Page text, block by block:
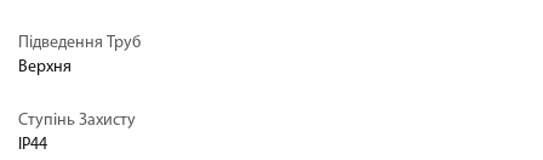
Підведення Труб
Верхня
Ступінь Захисту
IP44